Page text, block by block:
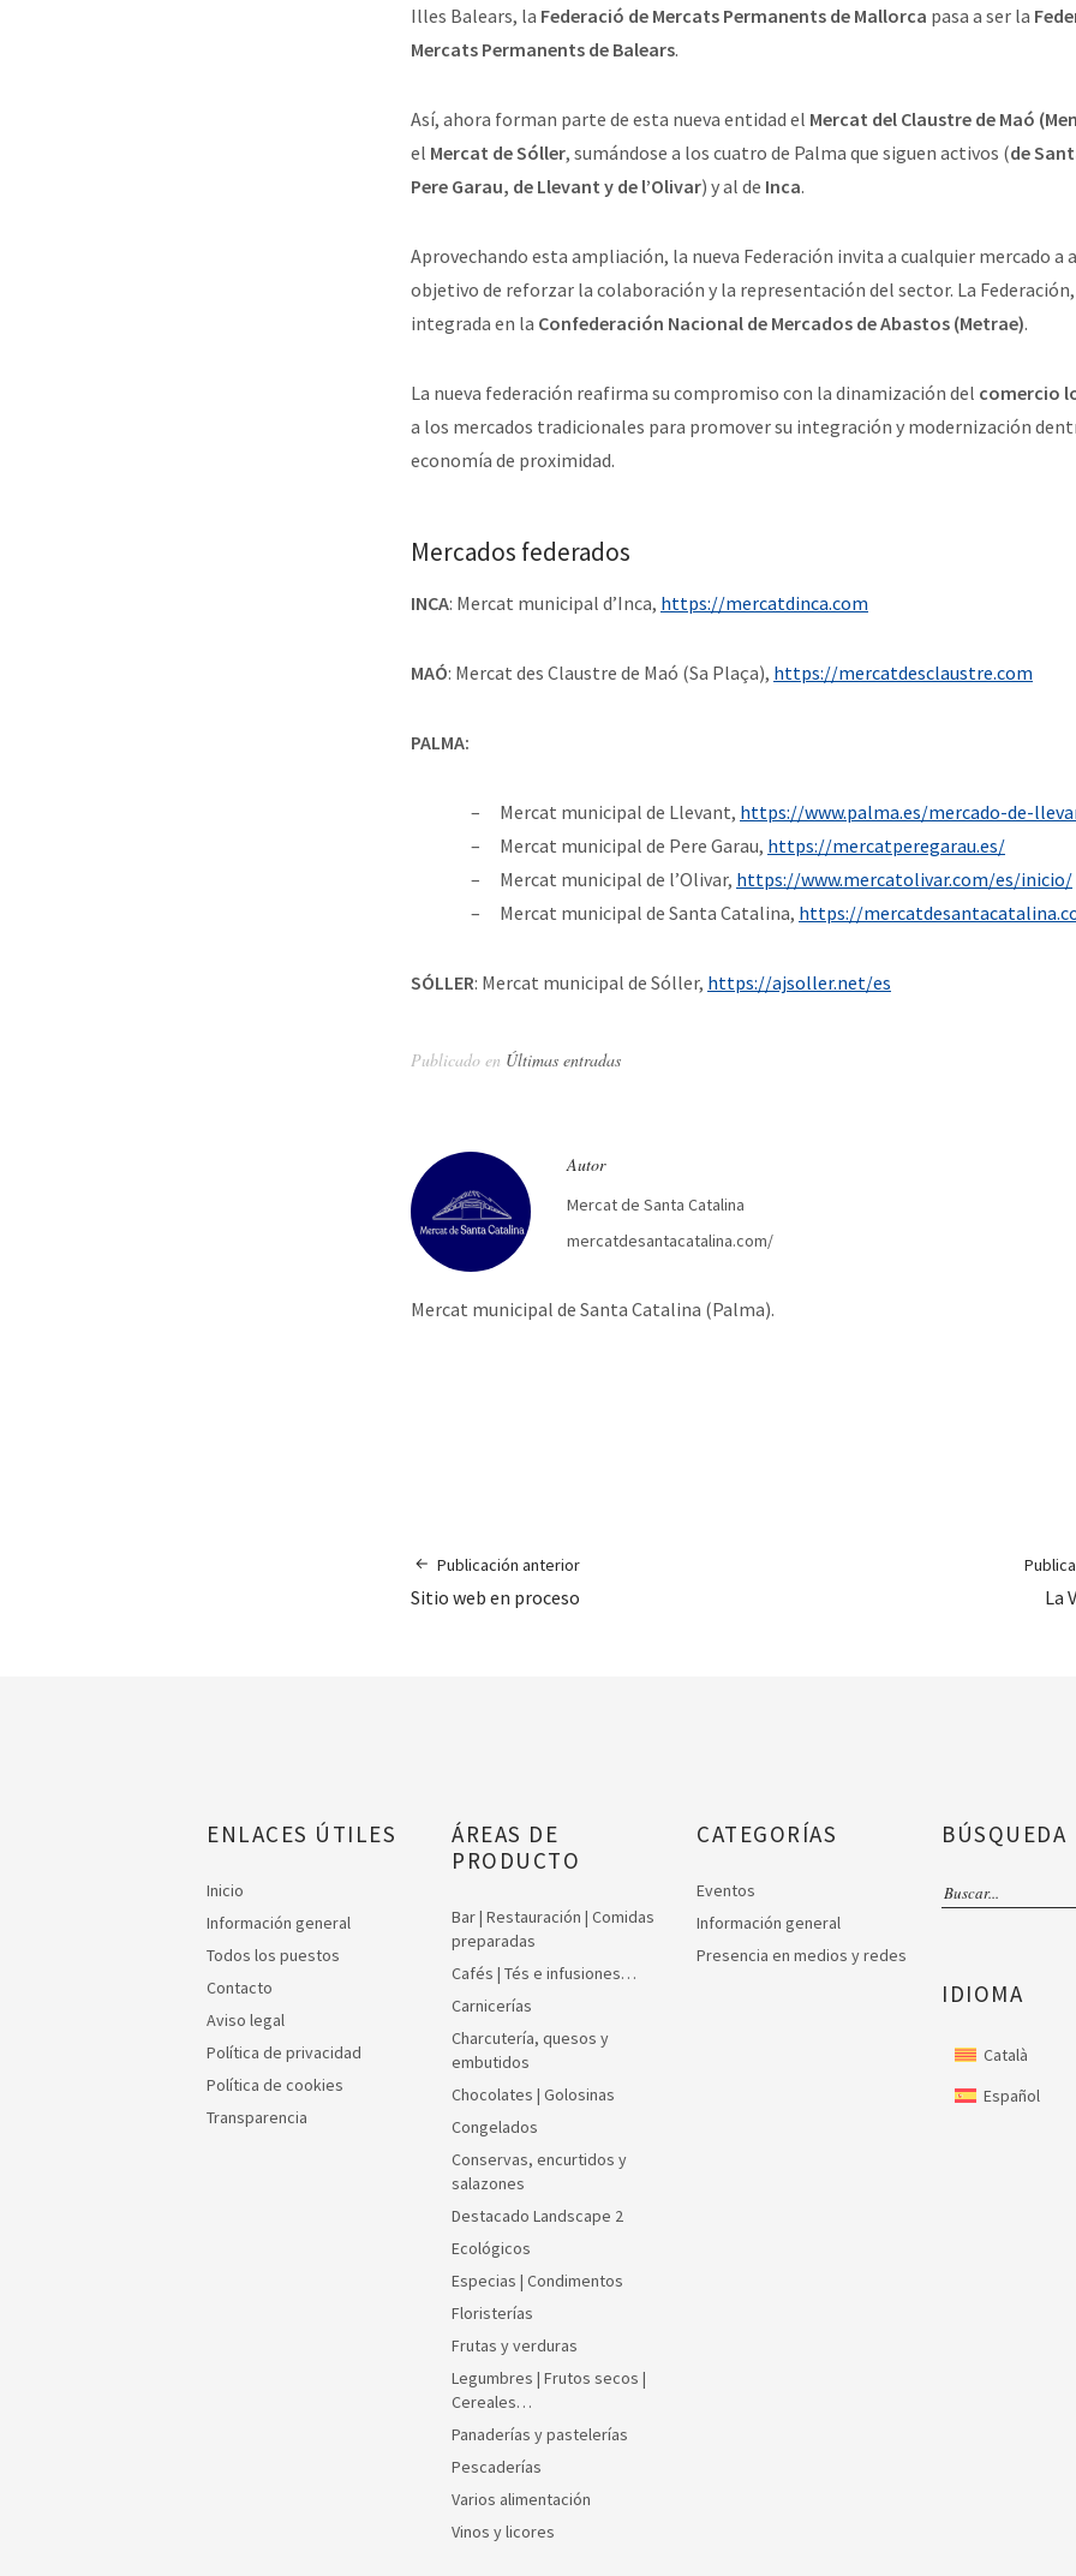
Illes Balears, la Federació de Mercats Permanents de Mallorca pasa a ser la
Mercats Permanents de Balears.
Así, ahora forman parte de esta nueva entidad el Mercat del Claustre de Maó
el Mercat de Sóller, sumándose a los cuatro de Palma que siguen activos (de
Pere Garau, de Llevant y de l’Olivar) y al de Inca.
Aprovechando esta ampliación, la nueva Federación invita a cualquier mercado a
objetivo de reforzar la colaboración y la representación del sector. La Federación,
integrada en la Confederación Nacional de Mercados de Abastos (Metrae).
La nueva federación reafirma su compromiso con la dinamización del comercio
a los mercados tradicionales para promover su integración y modernización
economía de proximidad.
Mercados federados
INCA: Mercat municipal d’Inca, https://mercatdinca.com
MAÓ: Mercat des Claustre de Maó (Sa Plaça), https://mercatdesclaustre.com
PALMA:
Mercat municipal de Llevant, https://www.palma.es/mercado-de-
Mercat municipal de Pere Garau, https://mercatperegarau.es/
Mercat municipal de l’Olivar, https://www.mercatolivar.com/es/inicio/
Mercat municipal de Santa Catalina, https://
SÓLLER: Mercat municipal de Sóller, https://ajsoller.net/es
Publicado en Últimas entradas
Autor
Mercat de Santa Catalina
mercatdesantacatalina.com/
Mercat municipal de Santa Catalina (Palma).
Publicación anterior
Sitio web en proceso La
ENLACES ÚTILES
Inicio
Información general
Todos los puestos
Contacto
Aviso legal
Política de privacidad
Política de cookies
Transparencia
ÁREAS DE
PRODUCTO
Bar | Restauración | Comidas
preparadas
Cafés | Tés e infusiones…
Carnicerías
Charcutería, quesos y
embutidos
Chocolates | Golosinas
Congelados
Conservas, encurtidos y
salazones
Destacado Landscape 2
Ecológicos
Especias | Condimentos
Floristerías
Frutas y verduras
Legumbres | Frutos secos |
Cereales…
Panaderías y pastelerías
Pescaderías
Varios alimentación
Vinos y licores
CATEGORÍAS
Eventos
Información general
Presencia en medios y redes
BÚSQUEDA
IDIOMA
Català
Español